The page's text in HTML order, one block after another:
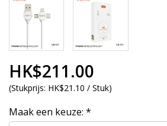
HK$211.00
(Stukprijs: HK$21.10 / Stuk)
Maak een keuze: *